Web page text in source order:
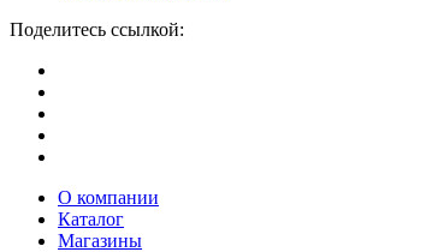
Поделитесь ссылкой:
О компании
Каталог
Магазины